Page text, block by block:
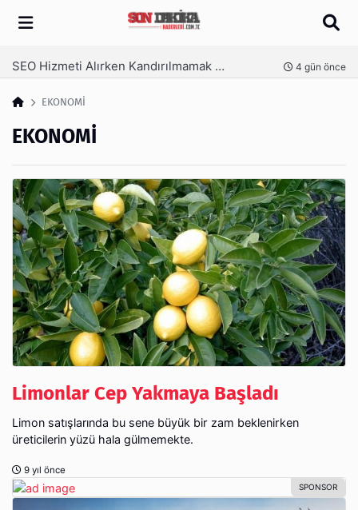
Arama
SEO Hizmeti Alırken Kandırılmamak İçin Bilinmesi Gerekenler 4 gün önce
EKONOMİ
EKONOMİ
Limonlar Cep Yakmaya Başladı
Limon satışlarında bu sene büyük bir zam beklenirken
üreticilerin yüzü hala gülmemekte.
9 yıl önce